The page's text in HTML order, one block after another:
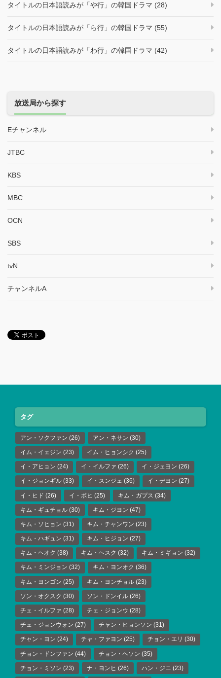
タイトルの日本語読みが「や行」の韓国ドラマ (28)
タイトルの日本語読みが「ら行」の韓国ドラマ (55)
タイトルの日本語読みが「わ行」の韓国ドラマ (42)
放送局から探す
Eチャンネル
JTBC
KBS
MBC
OCN
SBS
tvN
チャンネルA
タグ
アン・ソクファン (26) アン・ネサン (30)
イム・イェジン (23) イム・ヒョンシク (25)
イ・アヒョン (24) イ・イルファ (26) イ・ジェヨン (26)
イ・ジョンギル (33) イ・スンジェ (36) イ・デヨン (27)
イ・ヒド (26) イ・ボヒ (25) キム・ガプス (34)
キム・ギュチョル (30) キム・ジヨン (47)
キム・ソヒョン (31) キム・チャンワン (23)
キム・ハギュン (31) キム・ヒジョン (27)
キム・ヘオク (38) キム・ヘスク (32) キム・ミギョン (32)
キム・ミンジョン (32) キム・ヨンオク (36)
キム・ヨンゴン (25) キム・ヨンチョル (23)
ソン・オクスク (30) ソン・ドンイル (26)
チェ・イルファ (28) チェ・ジョンウ (28)
チェ・ジョンウォン (27) チャン・ヒョンソン (31)
チャン・ヨン (24) チャ・ファヨン (25) チョン・エリ (30)
チョン・ドンファン (44) チョン・ヘソン (35)
チョン・ミソン (23) ナ・ヨンヒ (26) ハン・ジニ (23)